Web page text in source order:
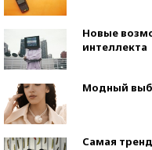
Новые
интеллекта
Модный
Самая